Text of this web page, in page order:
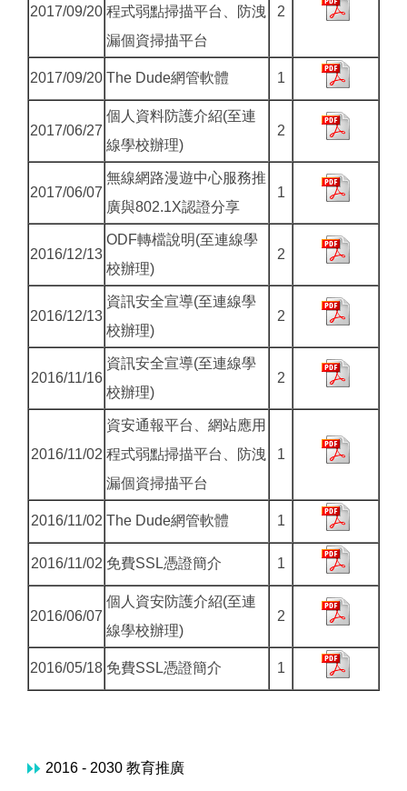
2017/09/20 程式弱點掃描平台、防洩
漏個資掃描平台
2
2017/09/20 The Dude網管軟體 1
2017/06/27
個人資料防護介紹(至連
線學校辦理)
2
2017/06/07
無線網路漫遊中心服務推
廣與802.1X認證分享
1
2016/12/13
ODF轉檔說明(至連線學
校辦理)
2
2016/12/13
資訊安全宣導(至連線學
校辦理)
2
2016/11/16
資訊安全宣導(至連線學
校辦理)
2
2016/11/02
資安通報平台、網站應用
程式弱點掃描平台、防洩
漏個資掃描平台
1
2016/11/02 The Dude網管軟體 1
2016/11/02 免費SSL憑證簡介 1
2016/06/07
個人資安防護介紹(至連
線學校辦理)
2
2016/05/18 免費SSL憑證簡介 1
2016 - 2030 教育推廣